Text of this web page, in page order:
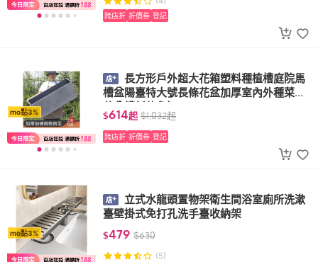
跨店折 折價券 登記
mo點3%
長方形戶外超大花箱塑料種植槽庭院馬
槽盆陽臺特大號長條花盆加厚室內外種菜盆
花盆槽新款魚缸
$614起 $1,032起
跨店折 折價券 登記
mo點3%
立式水龍頭置物架衛生間浴室廁所洗漱
臺壁掛式免打孔洗手臺收納架
$479 $630
(5)